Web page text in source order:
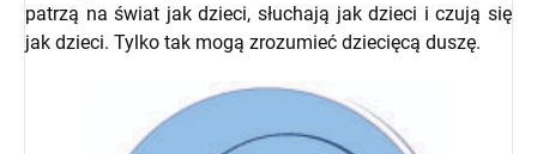
patrzą na świat jak dzieci, słuchają jak dzieci i czują się
jak dzieci. Tylko tak mogą zrozumieć dziecięcą duszę.